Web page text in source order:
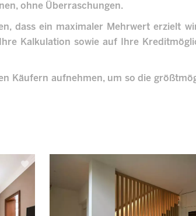
ohne Überraschungen.
dass ein maximaler Mehrwert erzielt
Kalkulation sowie auf Ihre
Käufern aufnehmen, um so die